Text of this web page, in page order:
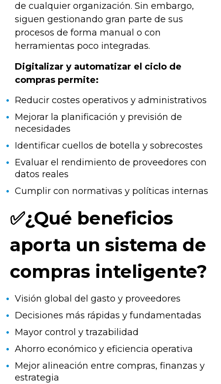
de cualquier organización. Sin embargo,
siguen gestionando gran parte de sus
procesos de forma manual o con
herramientas poco integradas.
Digitalizar y automatizar el ciclo de
compras permite:
Reducir costes operativos y administrativos
Mejorar la planificación y previsión de
necesidades
Identificar cuellos de botella y sobrecostes
Evaluar el rendimiento de proveedores con
datos reales
Cumplir con normativas y políticas internas
✅¿Qué beneficios
aporta un sistema de
compras inteligente?
Visión global del gasto y proveedores
Decisiones más rápidas y fundamentadas
Mayor control y trazabilidad
Ahorro económico y eficiencia operativa
Mejor alineación entre compras, finanzas y
estrategia